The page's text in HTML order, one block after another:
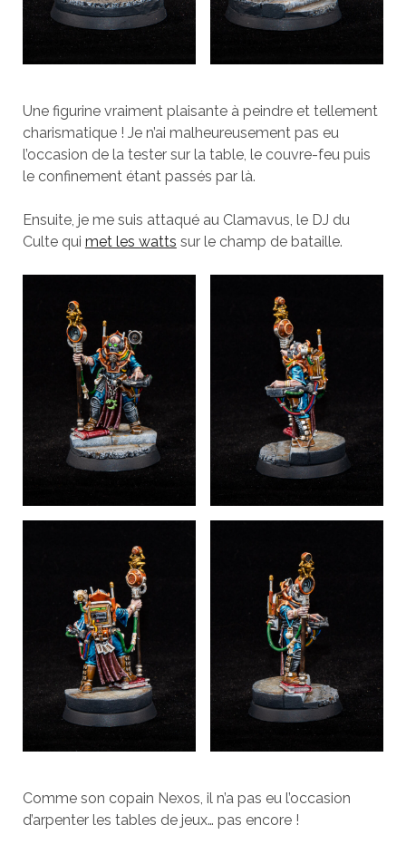
Une figurine vraiment plaisante à peindre et tellement
charismatique ! Je n’ai malheureusement pas eu
l’occasion de la tester sur la table, le couvre-feu puis
le confinement étant passés par là.
Ensuite, je me suis attaqué au Clamavus, le DJ du
Culte qui met les watts sur le champ de bataille.
Comme son copain Nexos, il n’a pas eu l’occasion
d’arpenter les tables de jeux… pas encore !